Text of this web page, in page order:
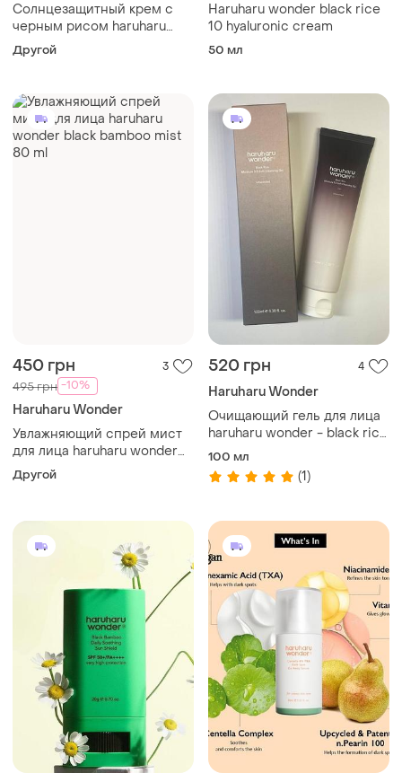
Солнцезащитный крем с
черным рисом haruharu
wonder black rice moisture
airyfit daily sunscreen
Другой
Haruharu wonder black rice
10 hyaluronic cream
50 мл
450 грн 3
495 грн -10%
Haruharu Wonder
Увлажняющий спрей мист
для лица haruharu wonder
black bamboo mist 80 ml
Другой
520 грн 4
Haruharu Wonder
Очищающий гель для лица
haruharu wonder - black rice
moisture 5.5 soft cleansing
gel
100 мл
(1)